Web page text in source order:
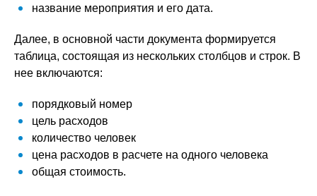
название мероприятия и его дата.
Далее, в основной части документа формируется
таблица, состоящая из нескольких столбцов и строк. В
нее включаются:
порядковый номер
цель расходов
количество человек
цена расходов в расчете на одного человека
общая стоимость.